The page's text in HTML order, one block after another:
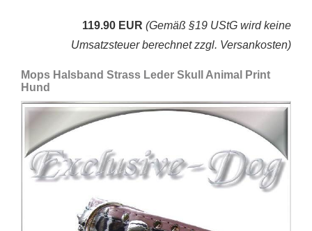
119.90 EUR (Gemäß §19 UStG wird keine
Umsatzsteuer berechnet zzgl. Versankosten)
Mops Halsband Strass Leder Skull Animal Print
Hund